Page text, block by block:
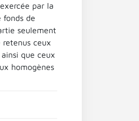
par la
fonds de
seulement
ceux
que ceux
homogènes